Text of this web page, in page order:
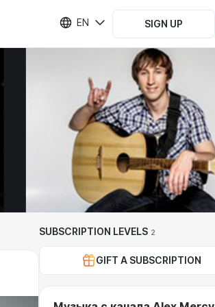
EN SIGN UP
SUBSCRIPTION LEVELS 2
GIFT A SUBSCRIPTION